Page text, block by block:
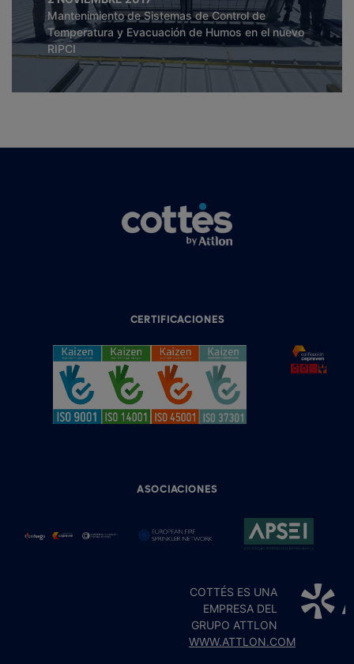
Mantenimiento de Sistemas de Control de
Temperatura y Evacuación de Humos en el nuevo
RIPCI
CERTIFICACIONES
ASOCIACIONES
COTTÉS ES UNA
EMPRESA DEL
GRUPO ATTLON
WWW.ATTLON.COM